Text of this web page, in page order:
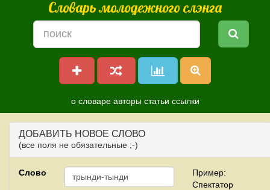
Словарь молодежного слэнга
о словаре авторы статьи ссылки
ДОБАВИТЬ НОВОЕ СЛОВО
(все поля не обязательные ;-)
Слово
Пример:
Спектатор